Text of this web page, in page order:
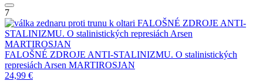
7
FALOŠNÉ ZDROJE ANTI-
STALINIZMU. O stalinistických represiách Arsen
MARTIROSJAN
FALOŠNÉ ZDROJE ANTI-STALINIZMU. O stalinistických
represiách Arsen MARTIROSJAN
24,99 €